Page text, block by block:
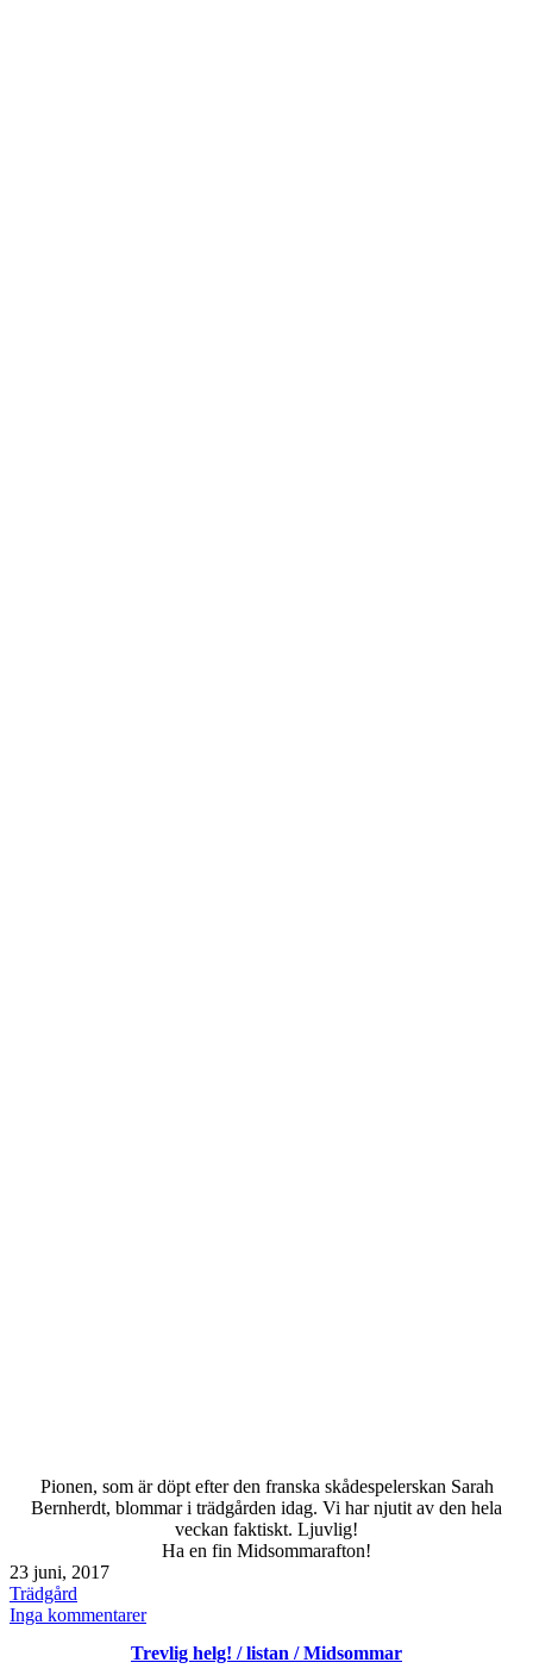
Pionen, som är döpt efter den franska skådespelerskan Sarah
Bernherdt, blommar i trädgården idag. Vi har njutit av den hela
veckan faktiskt. Ljuvlig!
Ha en fin Midsommarafton!
Publicerat
den
23 juni, 2017
Kategoriserat
som
Trädgård
Inga kommentarertill
Sarah
Trevlig helg! / listan / Midsommar